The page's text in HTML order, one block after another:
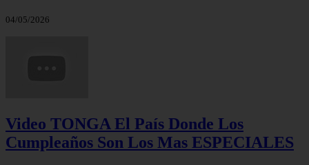
04/05/2026
Video TONGA El País Donde Los
Cumpleaños Son Los Mas ESPECIALES